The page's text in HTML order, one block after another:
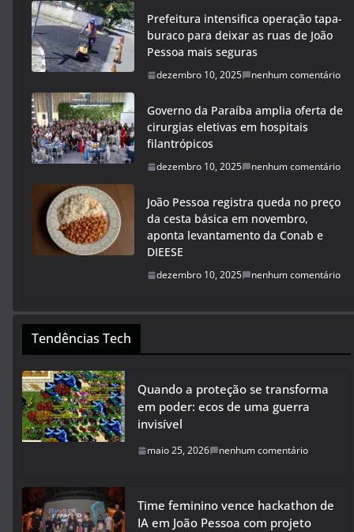
Prefeitura intensifica operação tapa-
buraco para deixar as ruas de João
Pessoa mais seguras
dezembro 10, 2025 nenhum comentário
Governo da Paraíba amplia oferta de
cirurgias eletivas em hospitais
filantrópicos
dezembro 10, 2025 nenhum comentário
João Pessoa registra queda no preço
da cesta básica em novembro,
aponta levantamento da Conab e
DIEESE
dezembro 10, 2025 nenhum comentário
Tendências Tech
Quando a proteção se transforma
em poder: ecos de uma guerra
invisível
maio 25, 2026 nenhum comentário
Time feminino vence hackathon de
IA em João Pessoa com projeto